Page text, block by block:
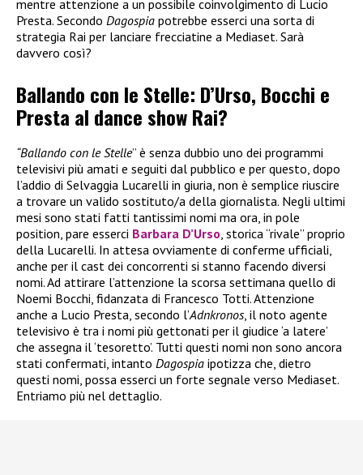
mentre attenzione a un possibile coinvolgimento di Lucio
Presta. Secondo Dagospia potrebbe esserci una sorta di
strategia Rai per lanciare frecciatine a Mediaset. Sarà
davvero così?
Ballando con le Stelle: D’Urso, Bocchi e
Presta al dance show Rai?
“Ballando con le Stelle” è senza dubbio uno dei programmi
televisivi più amati e seguiti dal pubblico e per questo, dopo
l’addio di Selvaggia Lucarelli in giuria, non è semplice riuscire
a trovare un valido sostituto/a della giornalista. Negli ultimi
mesi sono stati fatti tantissimi nomi ma ora, in pole
position, pare esserci Barbara D’Urso , storica “rivale” proprio
della Lucarelli. In attesa ovviamente di conferme ufficiali,
anche per il cast dei concorrenti si stanno facendo diversi
nomi. Ad attirare l’attenzione la scorsa settimana quello di
Noemi Bocchi, fidanzata di Francesco Totti. Attenzione
anche a Lucio Presta, secondo l’Adnkronos, il noto agente
televisivo è tra i nomi più gettonati per il giudice ‘a latere’
che assegna il ‘tesoretto’. Tutti questi nomi non sono ancora
stati confermati, intanto Dagospia ipotizza che, dietro
questi nomi, possa esserci un forte segnale verso Mediaset.
Entriamo più nel dettaglio.